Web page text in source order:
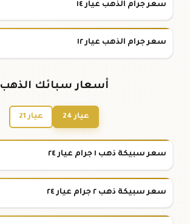
سعر جرام الذهب عيار ١٤
سعر جرام الذهب عيار ١٢
أسعار سبائك الذهب
عيار 24 عيار 21
سعر سبيكة ذهب ١ جرام عيار ٢٤
سعر سبيكة ذهب ٢ جرام عيار ٢٤